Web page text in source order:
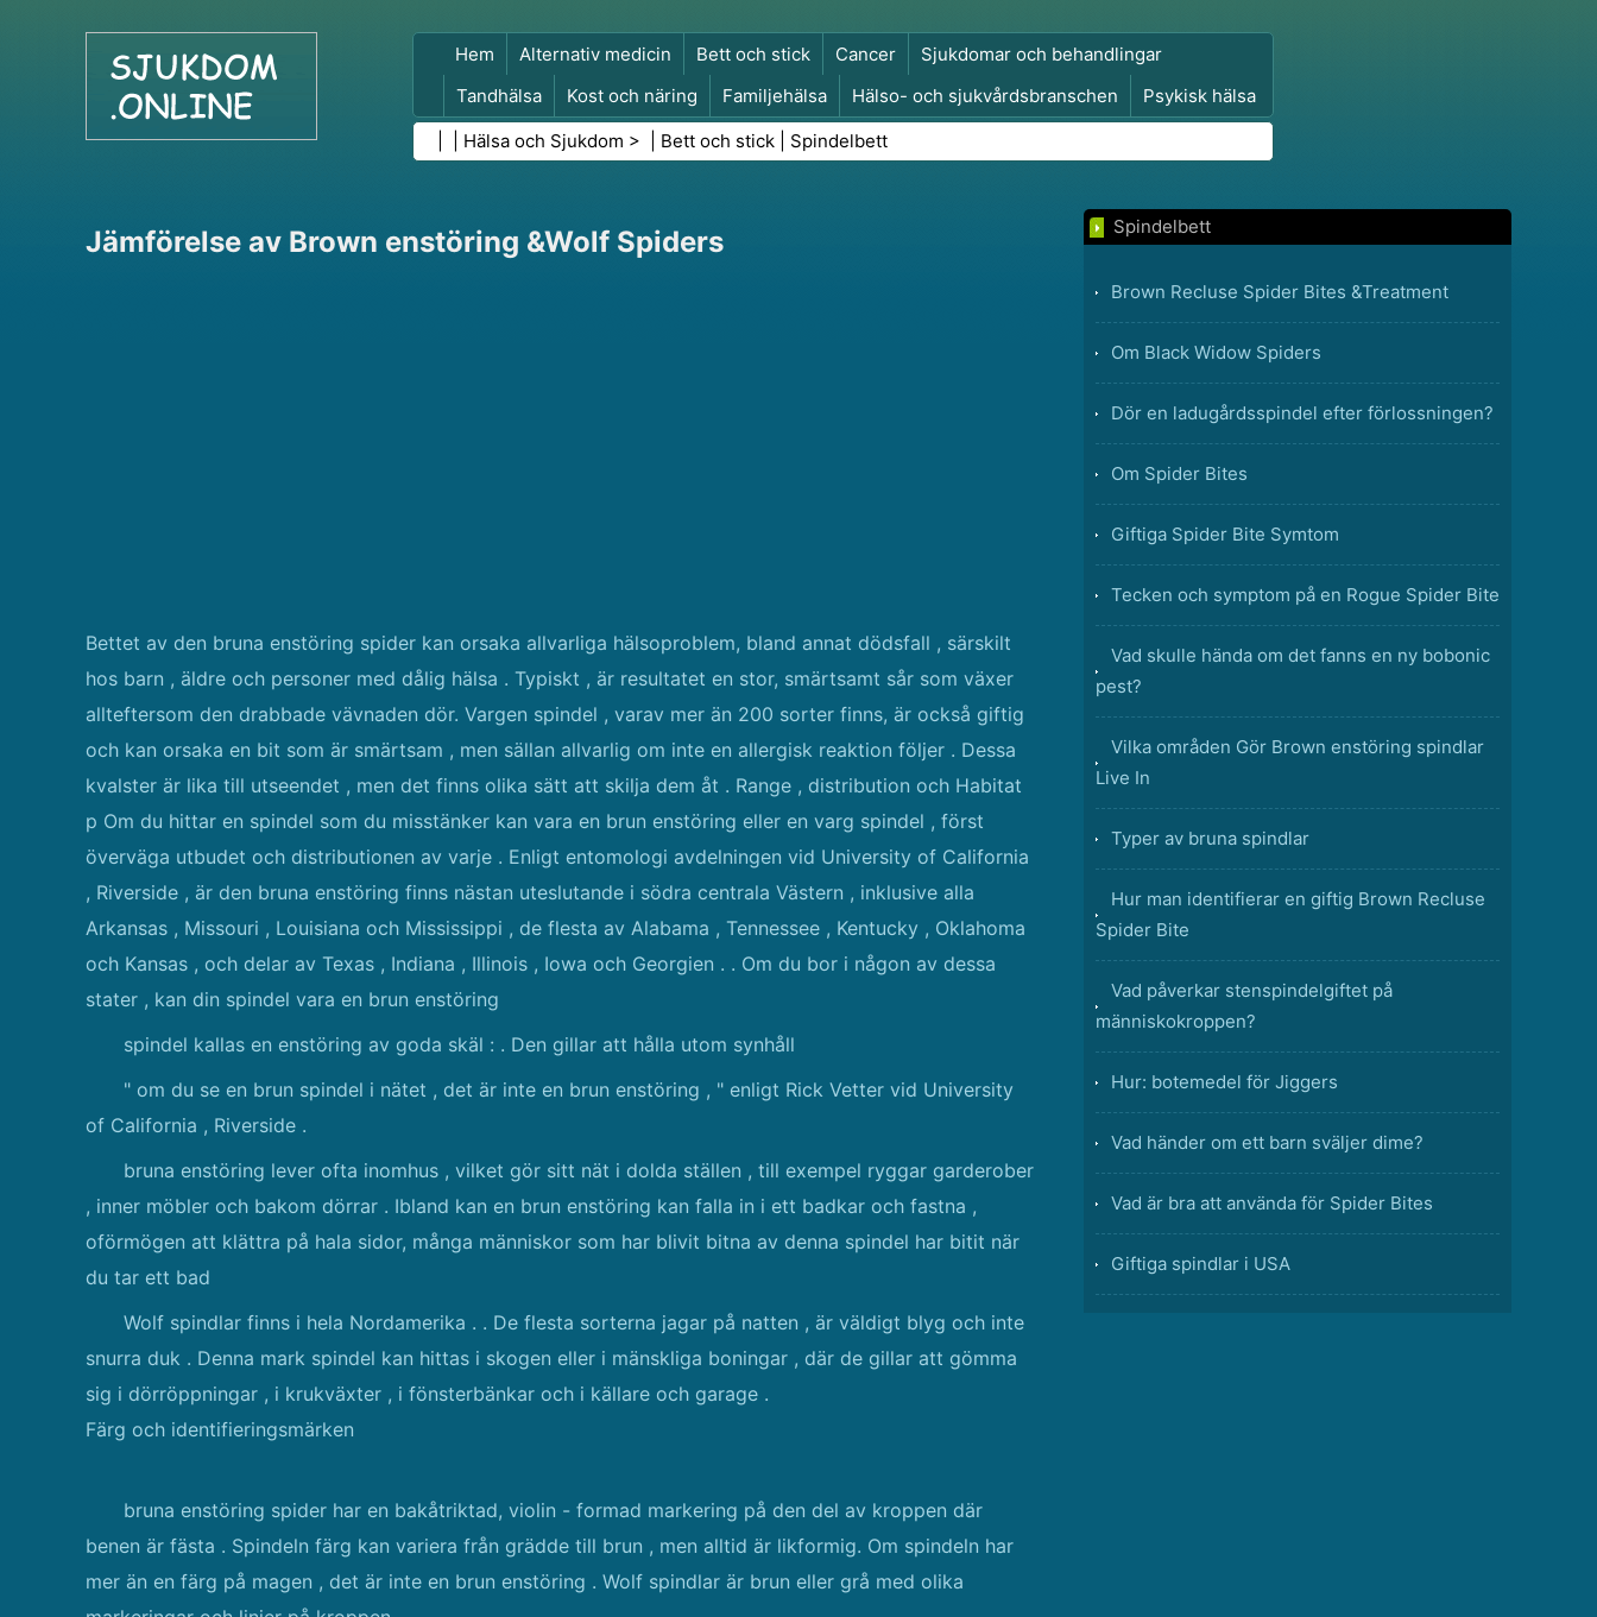
Hem Alternativ medicin Bett och stick Cancer
Sjukdomar och behandlingar
Tandhälsa
Kost och näring Familjehälsa Hälso- och sjukvårdsbranschen
Psykisk hälsa
Folkhälsa och säkerhet
Kirurgi och ingrepp Hälsa
Hälsa och Sjukdom > | Bett och stick Spindelbett
Jämförelse av Brown enstöring &Wolf Spiders
Bettet av den bruna enstöring spider kan orsaka allvarliga hälsoproblem, bland annat dödsfall , särskilt
hos barn , äldre och personer med dålig hälsa . Typiskt , är resultatet en stor, smärtsamt sår som växer
allteftersom den drabbade vävnaden dör. Vargen spindel , varav mer än 200 sorter finns, är också giftig
och kan orsaka en bit som är smärtsam , men sällan allvarlig om inte en allergisk reaktion följer . Dessa
kvalster är lika till utseendet , men det finns olika sätt att skilja dem åt . Range , distribution och Habitat
p Om du hittar en spindel som du misstänker kan vara en brun enstöring eller en varg spindel , först
överväga utbudet och distributionen av varje . Enligt entomologi avdelningen vid University of California
, Riverside , är den bruna enstöring finns nästan uteslutande i södra centrala Västern , inklusive alla
Arkansas , Missouri , Louisiana och Mississippi , de flesta av Alabama , Tennessee , Kentucky , Oklahoma
och Kansas , och delar av Texas , Indiana , Illinois , Iowa och Georgien . . Om du bor i någon av dessa
stater , kan din spindel vara en brun enstöring
spindel kallas en enstöring av goda skäl : . Den gillar att hålla utom synhåll
" om du se en brun spindel i nätet , det är inte en brun enstöring , " enligt Rick Vetter vid University
of California , Riverside .
bruna enstöring lever ofta inomhus , vilket gör sitt nät i dolda ställen , till exempel ryggar garderober
, inner möbler och bakom dörrar . Ibland kan en brun enstöring kan falla in i ett badkar och fastna ,
oförmögen att klättra på hala sidor, många människor som har blivit bitna av denna spindel har bitit när
du tar ett bad
Wolf spindlar finns i hela Nordamerika . . De flesta sorterna jagar på natten , är väldigt blyg och inte
snurra duk . Denna mark spindel kan hittas i skogen eller i mänskliga boningar , där de gillar att gömma
sig i dörröppningar , i krukväxter , i fönsterbänkar och i källare och garage .
Färg och identifieringsmärken
bruna enstöring spider har en bakåtriktad, violin - formad markering på den del av kroppen där
benen är fästa . Spindeln färg kan variera från grädde till brun , men alltid är likformig. Om spindeln har
mer än en färg på magen , det är inte en brun enstöring . Wolf spindlar är brun eller grå med olika
Spindelbett
Brown Recluse Spider Bites &Treatment
Om Black Widow Spiders
Dör en ladugårdsspindel efter förlossningen?
Om Spider Bites
Giftiga Spider Bite Symtom
Tecken och symptom på en Rogue Spider Bite
Vad skulle hända om det fanns en ny bobonic
pest?
Vilka områden Gör Brown enstöring spindlar
Live In
Typer av bruna spindlar
Hur man identifierar en giftig Brown Recluse
Spider Bite
Vad påverkar stenspindelgiftet på
människokroppen?
Hur: botemedel för Jiggers
Vad händer om ett barn sväljer dime?
Vad är bra att använda för Spider Bites
Giftiga spindlar i USA